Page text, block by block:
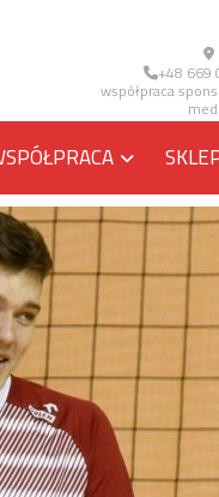
+48 669
współpraca